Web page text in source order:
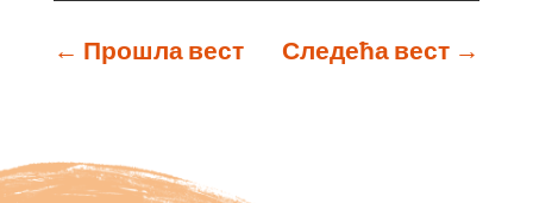
← Прошла вест Следећа вест →